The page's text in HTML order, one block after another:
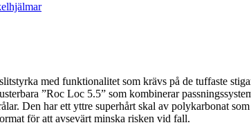
med funktionalitet som krävs på de tuffaste
”Roc Loc 5.5” som kombinerar
Den har ett yttre superhårt skal av polykarbonat
för att avsevärt minska risken vid fall.